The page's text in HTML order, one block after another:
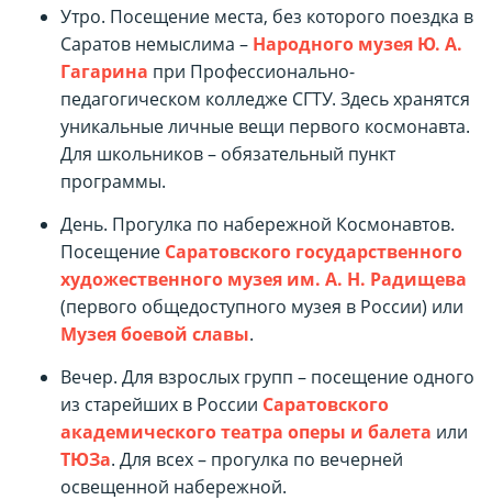
Утро. Посещение места, без которого поездка в
Саратов немыслима – Народного музея Ю. А.
Гагарина при Профессионально-
педагогическом колледже СГТУ. Здесь хранятся
уникальные личные вещи первого космонавта.
Для школьников – обязательный пункт
программы.
День. Прогулка по набережной Космонавтов.
Посещение Саратовского государственного
художественного музея им. А. Н. Радищева
(первого общедоступного музея в России) или
Музея боевой славы.
Вечер. Для взрослых групп – посещение одного
из старейших в России Саратовского
академического театра оперы и балета или
ТЮЗа. Для всех – прогулка по вечерней
освещенной набережной.